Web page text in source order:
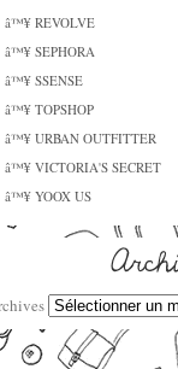
â™¥ REVOLVE
â™¥ SEPHORA
â™¥ SSENSE
â™¥ TOPSHOP
â™¥ URBAN OUTFITTER
â™¥ VICTORIA'S SECRET
â™¥ YOOX US